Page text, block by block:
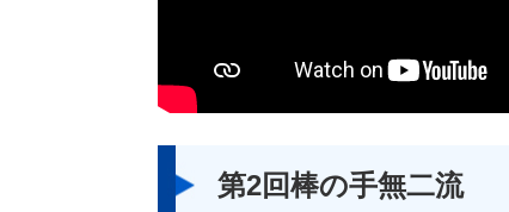
第2回棒の手無二流